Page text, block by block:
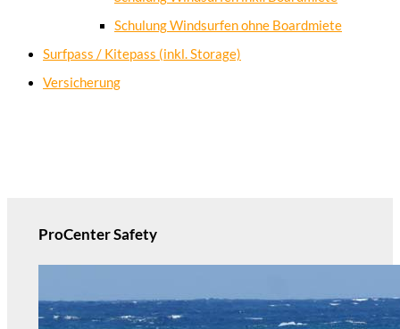
Schulung Windsurfen ohne Boardmiete
Surfpass / Kitepass (inkl. Storage)
Versicherung
ProCenter Safety